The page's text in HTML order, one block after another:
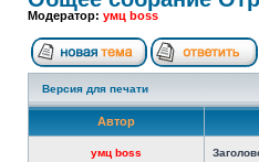
Модератор: умц boss
Версия для печати
Автор
умц boss